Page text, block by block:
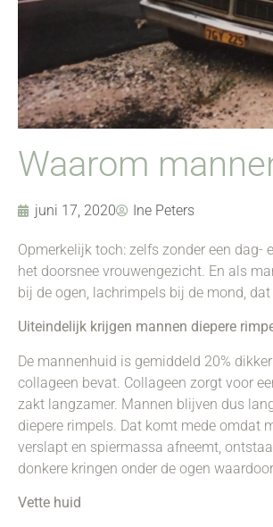
Waarom
juni 17, 2020 Ine Peters
Opmerkelijk toch: zelfs zonder een
het doorsnee vrouwengezicht. En als
bij de ogen, lachrimpels bij de mond,
Uiteindelijk krijgen mannen diepere
De mannenhuid is gemiddeld 20%
collageen bevat. Collageen zorgt voor
zakt langzamer. Mannen blijven dus
diepere rimpels. Dat komt mede omdat
verslapt en spiermassa afneemt,
donkere kringen onder de ogen
Vette huid